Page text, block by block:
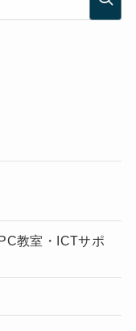
教室・ICTサポ